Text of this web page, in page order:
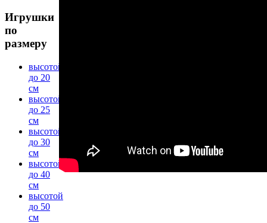
Игрушки
по
размеру
высотой
до 20
см
высотой
до 25
см
высотой
до 30
см
высотой
до 40
см
высотой
до 50
см